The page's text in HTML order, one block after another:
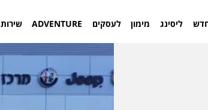
ליסינג מימון לעסקים ADVENTURE שירות